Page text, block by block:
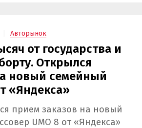
Авторынок
от государства и
Открылся
новый семейный
«Яндекса»
прием заказов на новый
UMO 8 от «Яндекса»